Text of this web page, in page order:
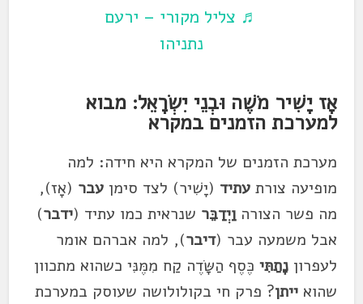
♬ צליל מקורי – ירעם
נתניהו
אָז יָשִׁיר מֹשֶׁה וּבְנֵי יִשְׂרָאֵל: מבוא
למערכת הזמנים במקרא
מערכת הזמנים של המקרא היא חידה: למה
מופיעה צורתעתיד (יָשִׁיר) לצד סימןעבר (אָז),
מה פשר הצורהוַיְדַבֵּר שנראית כמו עתיד (ידבר)
אבל משמעה עבר (דיבר), למה אברהם אומר
לעפרוןנָתַתִּי כֶּסֶף הַשָּׂדֶה קַח מִמֶּנִּי כשהוא מתכוון
שהואייתן? פרק חי בקולולושה שעוסק במערכת